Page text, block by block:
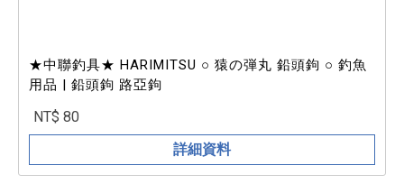
★中聯釣具★ HARIMITSU ○ 猿の弾丸 鉛頭鉤 ○ 釣魚
用品 | 鉛頭鉤 路亞鉤
NT$ 80
詳細資料